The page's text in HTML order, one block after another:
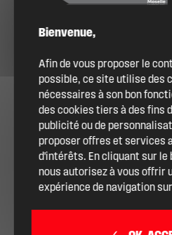
Bienvenue,
Afin de vous proposer le
possible, ce site utilise des
nécessaires à son bon
des cookies tiers à des fins
publicité ou de
proposer offres et services
d'intérêts. En cliquant sur le
nous autorisez à vous offrir
expérience de navigation